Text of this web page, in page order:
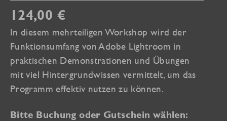
124,00 €
In diesem mehrteiligen Workshop wird der
Funktionsumfang von Adobe Lightroom in
praktischen Demonstrationen und Übungen
mit viel Hintergrundwissen vermittelt, um das
Programm effektiv nutzen zu können.
Bitte Buchung oder Gutschein wählen: